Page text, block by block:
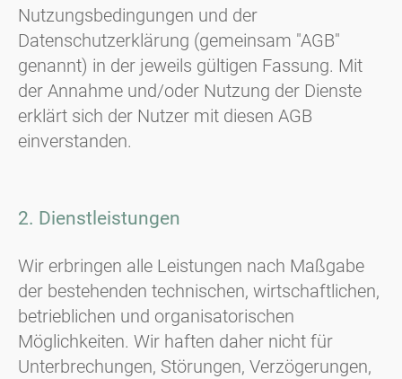
Nutzungsbedingungen und der
Datenschutzerklärung (gemeinsam "AGB"
genannt) in der jeweils gültigen Fassung. Mit
der Annahme und/oder Nutzung der Dienste
erklärt sich der Nutzer mit diesen AGB
einverstanden.
2. Dienstleistungen
Wir erbringen alle Leistungen nach Maßgabe
der bestehenden technischen, wirtschaftlichen,
betrieblichen und organisatorischen
Möglichkeiten. Wir haften daher nicht für
Unterbrechungen, Störungen, Verzögerungen,